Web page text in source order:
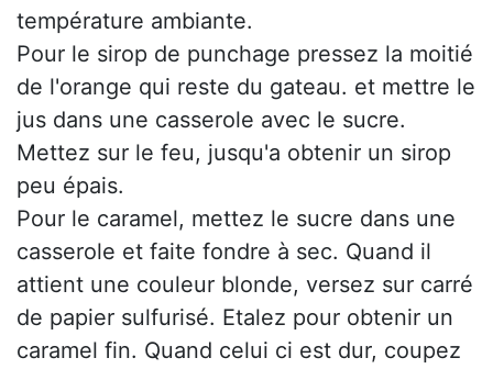
température ambiante.
Pour le sirop de punchage pressez la moitié
de l'orange qui reste du gateau. et mettre le
jus dans une casserole avec le sucre.
Mettez sur le feu, jusqu'a obtenir un sirop
peu épais.
Pour le caramel, mettez le sucre dans une
casserole et faite fondre à sec. Quand il
attient une couleur blonde, versez sur carré
de papier sulfurisé. Etalez pour obtenir un
caramel fin. Quand celui ci est dur, coupez